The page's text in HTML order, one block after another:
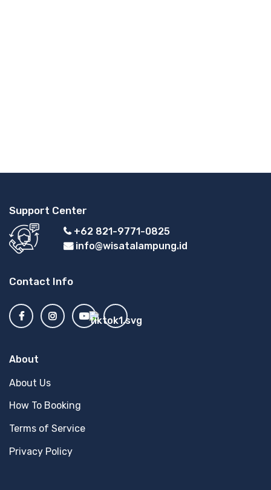
Support Center
+62 821-9771-0825
info@wisatalampung.id
Contact Info
About
About Us
How To Booking
Terms of Service
Privacy Policy